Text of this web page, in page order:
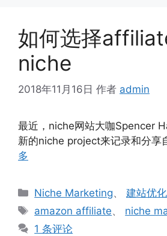
如何选择
niche
2018年11月16日 作者 admin
最近，niche网站大咖Spencer
新的niche project来记录和分享
多
分
类
Niche Marketing、建站优化
标
签
amazon affiliate、 niche
1 条评论